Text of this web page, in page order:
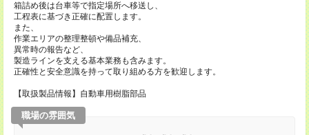
箱詰め後は台車等で指定場所へ移送し、
工程表に基づき正確に配置します。
また、
作業エリアの整理整頓や備品補充、
異常時の報告など、
製造ラインを支える基本業務も含みます。
正確性と安全意識を持って取り組める方を歓迎します。
【取扱製品情報】自動車用樹脂部品
職場の雰囲気